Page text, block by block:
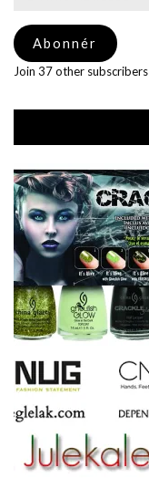
adresse
Abonnér
Join 37 other subscribers